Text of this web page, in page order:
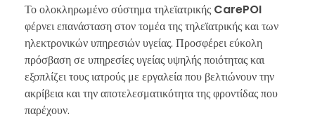
Το ολοκληρωμένο σύστημα τηλεϊατρικήςCarePOI
φέρνει επανάσταση στον τομέα της τηλεϊατρικής και των
ηλεκτρονικών υπηρεσιών υγείας. Προσφέρει εύκολη
πρόσβαση σε υπηρεσίες υγείας υψηλής ποιότητας και
εξοπλίζει τους ιατρούς με εργαλεία που βελτιώνουν την
ακρίβεια και την αποτελεσματικότητα της φροντίδας που
παρέχουν.